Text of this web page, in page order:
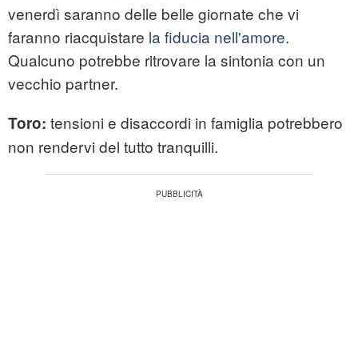
venerdì saranno delle belle giornate che vi
faranno riacquistare la fiducia nell'amore.
Qualcuno potrebbe ritrovare la sintonia con un
vecchio partner.
Toro: tensioni e disaccordi in famiglia potrebbero
non rendervi del tutto tranquilli.